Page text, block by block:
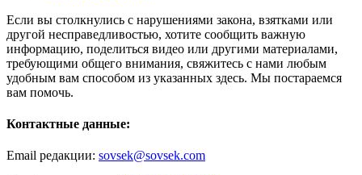
Если вы столкнулись с нарушениями закона, взятками или
другой несправедливостью, хотите сообщить важную
информацию, поделиться видео или другими материалами,
требующими общего внимания, свяжитесь с нами любым
удобным вам способом из указанных здесь. Мы постараемся
вам помочь.
Контактные данные:
Email редакции: sovsek@sovsek.com